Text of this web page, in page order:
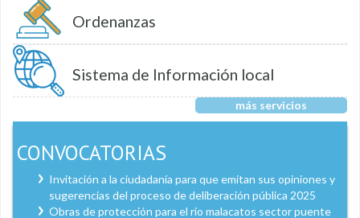
Ordenanzas
Sistema de Información local
más servicios
CONVOCATORIAS
Invitación a la ciudadanía para que emitan sus opiniones y
sugerencias del proceso de deliberación pública 2025
Obras de protección para el río malacatos sector puente